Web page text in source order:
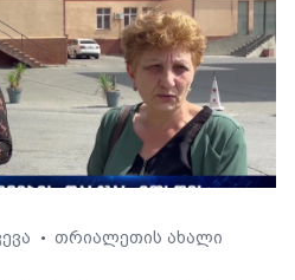
• თრიალეთის ახალი